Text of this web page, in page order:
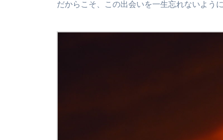
だからこそ、この出会いを一生忘れないよう